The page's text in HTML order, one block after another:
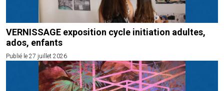
VERNISSAGE exposition cycle initiation adultes,
ados, enfants
Publié le 27 juillet 2026